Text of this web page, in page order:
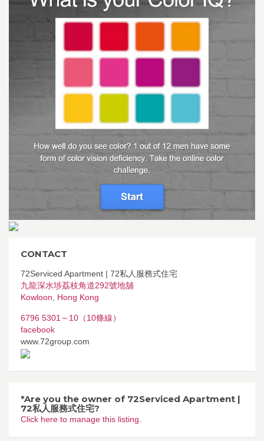
CONTACT
72Serviced Apartment | 72私人服務式住宅
九龍深水埗荔枝角道292號地舖
Kowloon
Hong Kong
6796 5301～10（10條線）
facebook
www.72group.com
*Are you the owner of 72Serviced Apartment |
72私人服務式住宅?
Click here to manage this listing.